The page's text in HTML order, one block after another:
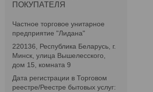
ПОКУПАТЕЛЯ
Частное торговое унитарное
предприятие "Лидана"
220136, Республика Беларусь, г.
Минск, улица Вышелесского,
дом 15, комната 9
Дата регистрации в Торговом
реестре/Реестре бытовых услуг: